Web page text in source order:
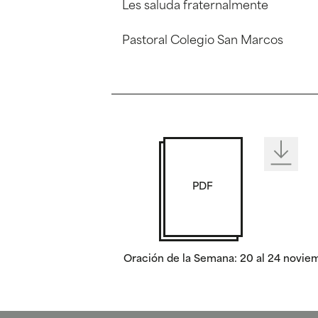
Les saluda fraternalmente
Pastoral Colegio San Marcos
PDF
Oración de la Semana: 20 al 24